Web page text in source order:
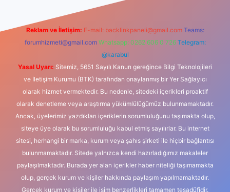
Reklam ve İletişim: E-mail: backlinkpaneli@gmail.com Teams:
forumhizmeti@gmail.com Whatsapp: 0262 606 0 726 Telegram:
@karabul
Yasal Uyarı: Sitemiz, 5651 Sayılı Kanun gereğince Bilgi Teknolojileri
ve İletişim Kurumu (BTK) tarafından onaylanmış bir Yer Sağlayıcı
olarak hizmet vermektedir. Bu nedenle, sitedeki içerikleri proaktif
olarak denetleme veya araştırma yükümlülüğümüz bulunmamaktadır.
Ancak, üyelerimiz yazdıkları içeriklerin sorumluluğunu taşımakta olup,
siteye üye olarak bu sorumluluğu kabul etmiş sayılırlar. Bu internet
sitesi, herhangi bir marka, kurum veya şahıs şirketi ile hiçbir bağlantısı
bulunmamaktadır. Sitede yalnızca kendi hazırladığımız makaleler
paylaşılmaktadır. Burada yer alan içerikler haber niteliği taşımamakta
olup, gerçek kurum ve kişiler hakkında paylaşım yapılmamaktadır.
Gerçek kurum ve kişiler ile isim benzerlikleri tamamen tesadüfidir.